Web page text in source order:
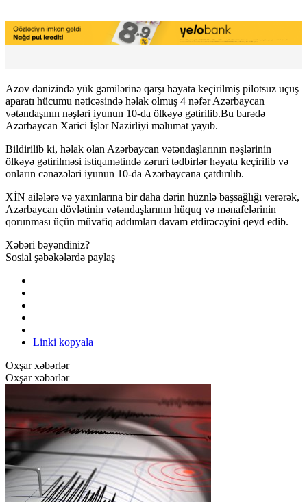
Azov dənizində yük gəmilərinə qarşı həyata keçirilmiş pilotsuz uçuş
aparatı hücumu nəticəsində həlak olmuş 4 nəfər Azərbaycan
vətəndaşının nəşləri iyunun 10-da ölkəyə gətirilib.Bu barədə
Azərbaycan Xarici İşlər Nazirliyi məlumat yayıb.
Bildirilib ki, həlak olan Azərbaycan vətəndaşlarının nəşlərinin
ölkəyə gətirilməsi istiqamətində zəruri tədbirlər həyata keçirilib və
onların cənazələri iyunun 10-da Azərbaycana çatdırılıb.
XİN ailələrə və yaxınlarına bir daha dərin hüznlə başsağlığı verərək,
Azərbaycan dövlətinin vətəndaşlarının hüquq və mənafelərinin
qorunması üçün müvafiq addımları davam etdirəcəyini qeyd edib.
Xəbəri bəyəndiniz?
Sosial şəbəkələrdə paylaş
Linki kopyala
Oxşar xəbərlər
Oxşar xəbərlər